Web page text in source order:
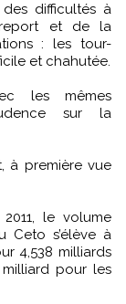
et de la
: les tour-
et chahutée.
les mêmes
sur la
à première vue
le volume
Ceto s’élève à
4,538 milliards
milliard pour les